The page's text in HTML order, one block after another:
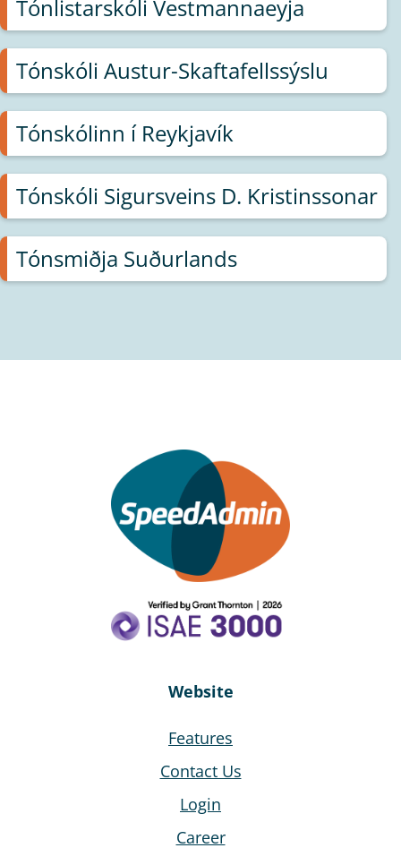
Tónlistarskóli Vestmannaeyja​
Tónskóli Austur-Skaftafellssýslu
Tónskólinn í Reykjavík
Tónskóli Sigursveins D. Kristinssonar
Tónsmiðja Suðurlands
Website
Features
Contact Us
Login
Career